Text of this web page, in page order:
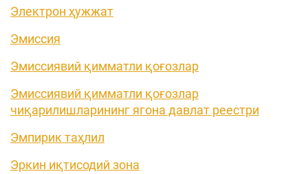
Электрон ҳужжат
Эмиссия
Эмиссиявий қимматли қоғозлар
Эмиссиявий қимматли қоғозлар
чиқарилишларининг ягона давлат реестри
Эмпирик таҳлил
Эркин иқтисодий зона